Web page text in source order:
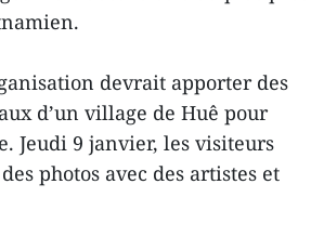
devrait apporter des
d’un village de Huê pour
Jeudi 9 janvier, les visiteurs
photos avec des artistes et